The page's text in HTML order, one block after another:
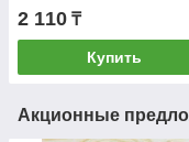
2 110 ₸
Купить
Акционные